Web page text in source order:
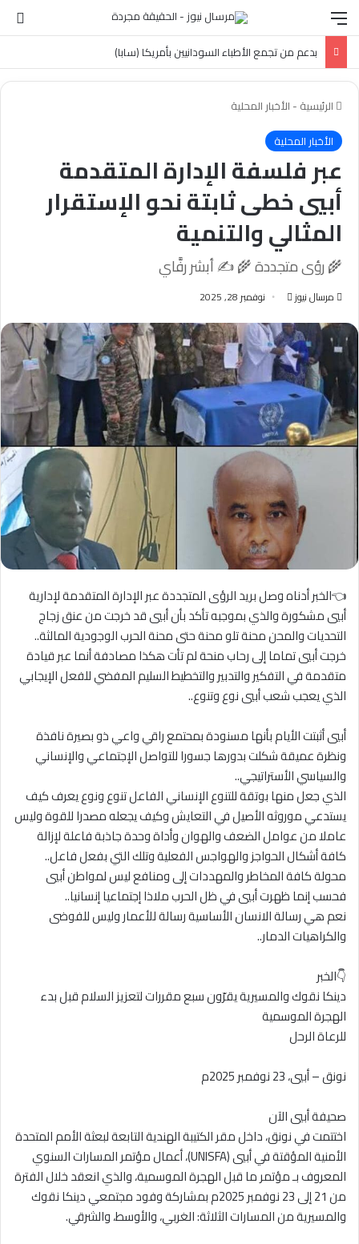
القائمة
بدعم من تجمع الأطباء السودانيين بأمريكا (سابا)
الرئيسية - الأخبار المحلية
الأخبار المحلية
عبر فلسفة الإدارة المتقدمة
أبيي خطى ثابتة نحو الإستقرار
المثالي والتنمية
🌾 رؤى متجددة 🌾 ✍️ أبشر رفَّاي
مرسال نيوز
أرسل
إلكترونيا
نوفمبر 28, 2025
👈الخبر أدناه وصل بريد الرؤى المتجددة عبر الإدارة المتقدمة لإدارية
أبيي مشكورة والذي بموجبه تأكد بأن أبيي قد خرجت من عنق زجاج
التحديات والمحن محنة تلو محنة حتى محنة الحرب الوجودية المالثة..
خرجت أبيي تماما إلى رحاب منحة لم تأت هكذا مصادفة أنما عبر قيادة
متقدمة في التفكير والتدبير والتخطيط السليم المفضي للفعل الإيجابي
الذي يعجب شعب أبيي نوع وتنوع..
أبيي أثبتت الأيام بأنها مسنودة بمحتمع راقي واعي ذو بصيرة نافذة
ونظرة عميقة شكلت بدورها جسورا للتواصل الإجتماعي والإنساني
والسياسي الأستراتيجي..
الذي جعل منها بوتقة للتنوع الإنساني الفاعل تنوع ونوع يعرف كيف
يستدعي موروثه الأصيل في التعايش وكيف يجعله مصدرا للقوة وليس
عاملا من عوامل الضعف والهوان وأداة وحدة جاذبة فاعلة لإزالة
كافة أشكال الحواجز والهواجس الفعلية وتلك التي بفعل فاعل..
محولة كافة المخاطر والمهددات إلى ومنافع ليس لمواطن أبيي
فحسب إنما ظهرت أبيي في ظل الحرب ملاذا إجتماعيا إنسانيا..
نعم هي رسالة الانسان الأساسية رسالة للأعمار وليس للفوضى
والكراهيات الدمار..
👇الخبر
دينكا نقوك والمسيرية يقرّون سبع مقررات لتعزيز السلام قبل بدء
الهجرة الموسمية
للرعاة الرحل
نونق – أبيي، 23 نوفمبر 2025م
صحيفة أبيي اﻵن
اختتمت في نونق، داخل مقر الكتيبة الهندية التابعة لبعثة الأمم المتحدة
الأمنية المؤقتة في أبيي (UNISFA)، أعمال مؤتمر المسارات السنوي
المعروف بـ مؤتمر ما قبل الهجرة الموسمية، والذي انعقد خلال الفترة
من 21 إلى 23 نوفمبر 2025م بمشاركة وفود مجتمعي دينكا نقوك
والمسيرية من المسارات الثلاثة: الغربي، والأوسط، والشرقي.